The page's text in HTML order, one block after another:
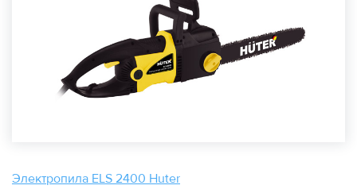
Электропила ELS 2400 Huter